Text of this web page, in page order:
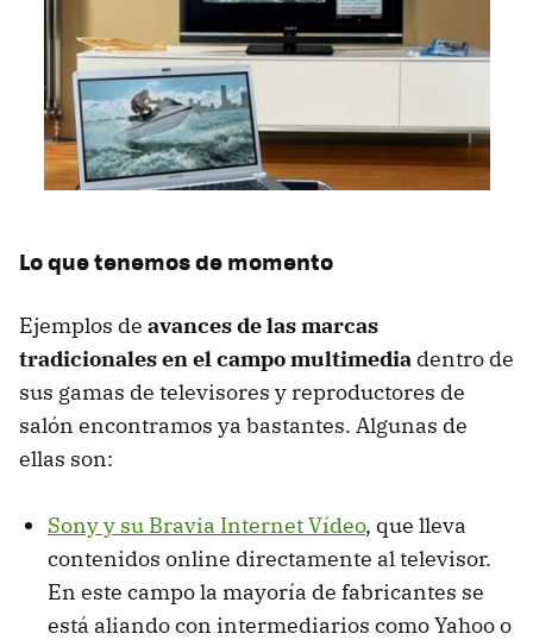
Lo que tenemos de momento
Ejemplos de avances de las marcas
tradicionales en el campo multimedia dentro de
sus gamas de televisores y reproductores de
salón encontramos ya bastantes. Algunas de
ellas son:
Sony y su Bravia Internet Vídeo, que lleva
contenidos online directamente al televisor.
En este campo la mayoría de fabricantes se
está aliando con intermediarios como Yahoo o